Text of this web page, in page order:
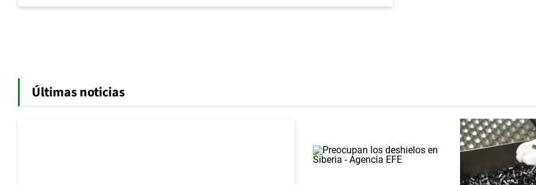
Últimas noticias